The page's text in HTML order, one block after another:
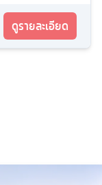
ดูรายละเอียด